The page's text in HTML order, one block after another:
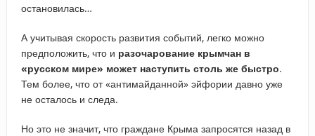
остановилась…
А учитывая скорость развития событий, легко можно
предположить, что и разочарование крымчан в
«русском мире» может наступить столь же быстро.
Тем более, что от «антимайданной» эйфории давно уже
не осталось и следа.
Но это не значит, что граждане Крыма запросятся назад в